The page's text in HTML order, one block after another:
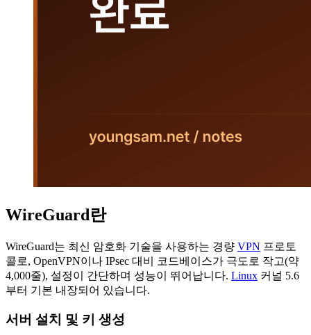
WireGuard란
WireGuard는 최신 암호화 기술을 사용하는 경량 VPN 프로토
콜로, OpenVPN이나 IPsec 대비 코드베이스가 극도로 작고(약
4,000줄), 설정이 간단하며 성능이 뛰어납니다. Linux 커널 5.6
부터 기본 내장되어 있습니다.
서버 설치 및 키 생성